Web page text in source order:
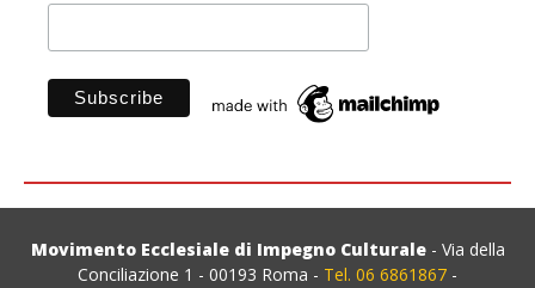
Movimento Ecclesiale di Impegno Culturale- Via della
Conciliazione 1 - 00193 Roma - Tel. 06 6861867 -